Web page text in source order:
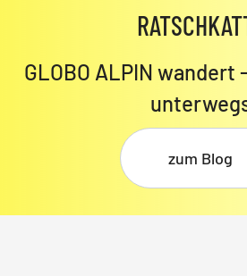
GLOBO ALPIN
zum Blog